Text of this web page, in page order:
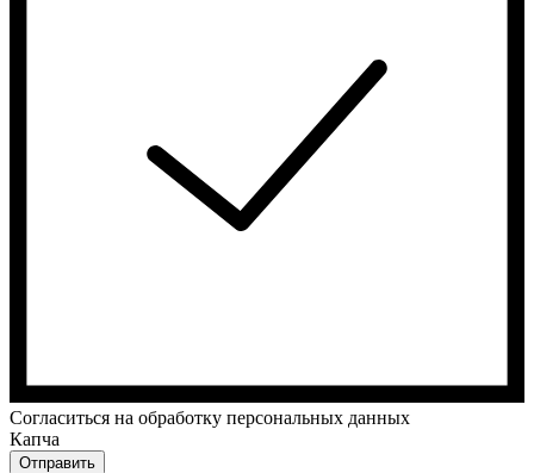
Cогласиться на обработку персональных данных
Капча
Отправить